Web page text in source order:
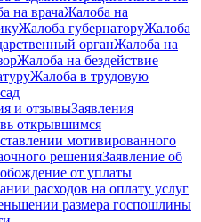
на врачаЖалоба на
Жалоба губернаторуЖалоба
органЖалоба на
Жалоба на бездействие
Жалоба в трудовую
и отзывыЗаявления
открывшимся
мотивированного
решенияЗаявление об
от уплаты
расходов на оплату услуг
размера госпошлины